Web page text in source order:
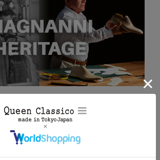
OTHER PRODUCTS｜同一木型